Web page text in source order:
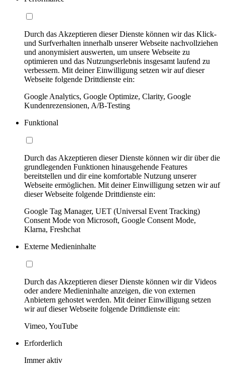
Durch das Akzeptieren dieser Dienste können wir das Klick-
und Surfverhalten innerhalb unserer Webseite nachvollziehen
und anonymisiert auswerten, um unsere Webseite zu
optimieren und das Nutzungserlebnis insgesamt laufend zu
verbessern. Mit deiner Einwilligung setzen wir auf dieser
Webseite folgende Drittdienste ein:
Google Analytics, Google Optimize, Clarity, Google
Kundenrezensionen, A/B-Testing
Funktional
Durch das Akzeptieren dieser Dienste können wir dir über die
grundlegenden Funktionen hinausgehende Features
bereitstellen und dir eine komfortable Nutzung unserer
Webseite ermöglichen. Mit deiner Einwilligung setzen wir auf
dieser Webseite folgende Drittdienste ein:
Google Tag Manager, UET (Universal Event Tracking)
Consent Mode von Microsoft, Google Consent Mode,
Klarna, Freshchat
Externe Medieninhalte
Durch das Akzeptieren dieser Dienste können wir dir Videos
oder andere Medieninhalte anzeigen, die von externen
Anbietern gehostet werden. Mit deiner Einwilligung setzen
wir auf dieser Webseite folgende Drittdienste ein:
Vimeo, YouTube
Erforderlich
Immer aktiv